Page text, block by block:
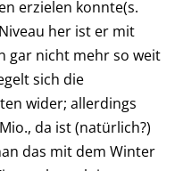
erzielen konnte(s.
her ist er mit
gar nicht mehr so weit
sich die
wider; allerdings
da ist (natürlich?)
das mit dem Winter